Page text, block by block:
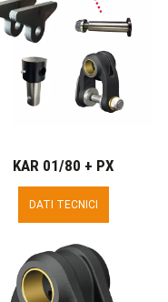
KAR 01/80 + PX
DATI TECNICI